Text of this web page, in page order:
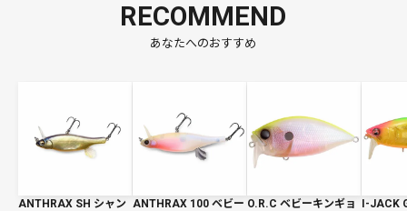
RECOMMEND
あなたへのおすすめ
ANTHRAX SH シャン ANTHRAX 100 ベビー O.R.C ベビーキンギョ
I-JACK